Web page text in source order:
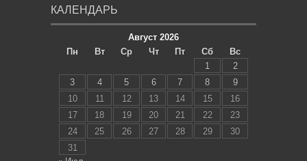
КАЛЕНДАРЬ
Август 2026
Пн
Вт Ср Чт Пт Сб
Вс
1
2
3
4 5 6 7 8
9
10
11 12 13 14 15
16
17
18 19 20 21 22
23
24
25 26 27 28 29
30
31